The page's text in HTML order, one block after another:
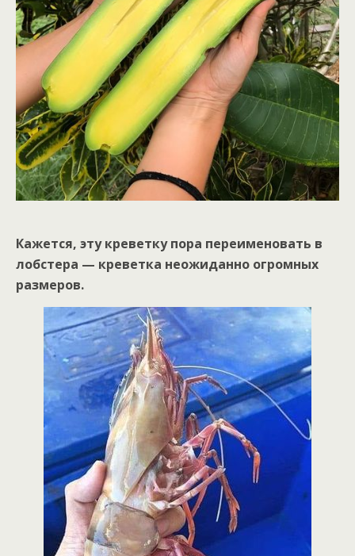
Кажется, эту креветку пора переименовать в
лобстера — креветка неожиданно огромных
размеров.